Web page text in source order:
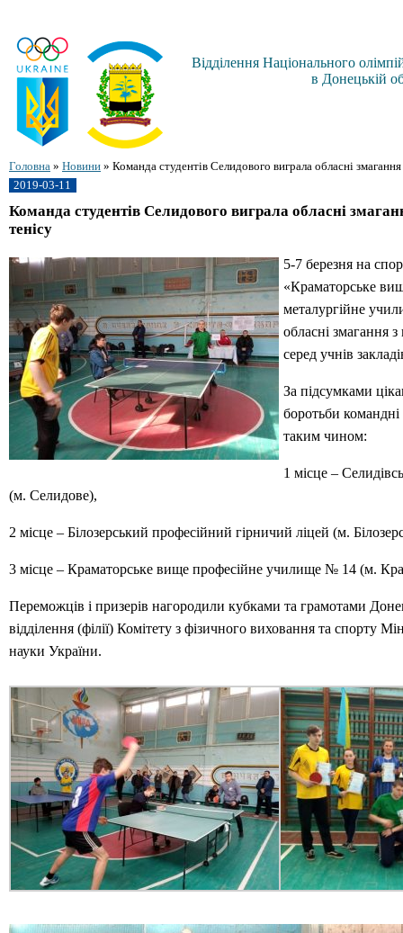
Відділення Національного
в Донецькій
Головна » Новини » Команда студентів Селидового виграла обласні змагання
2019-03-11
Команда студентів Селидового виграла обласні
тенісу
5-7 березня на
«Краматорське
металургійне
обласні змагання з
серед учнів
За підсумками
боротьби командні
таким чином:
1 місце –
(м. Селидове),
2 місце – Білозерський професійний гірничий ліцей (м.
3 місце – Краматорське вище професійне училище № 14 (м.
Переможців і призерів нагородили кубками та грамотами
відділення (філії) Комітету з фізичного виховання та спорту
науки України.